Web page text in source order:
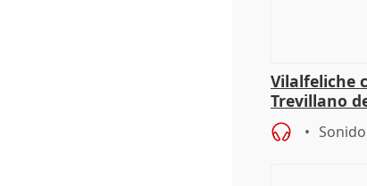
Vilalfeliche
Trevillano
periodista